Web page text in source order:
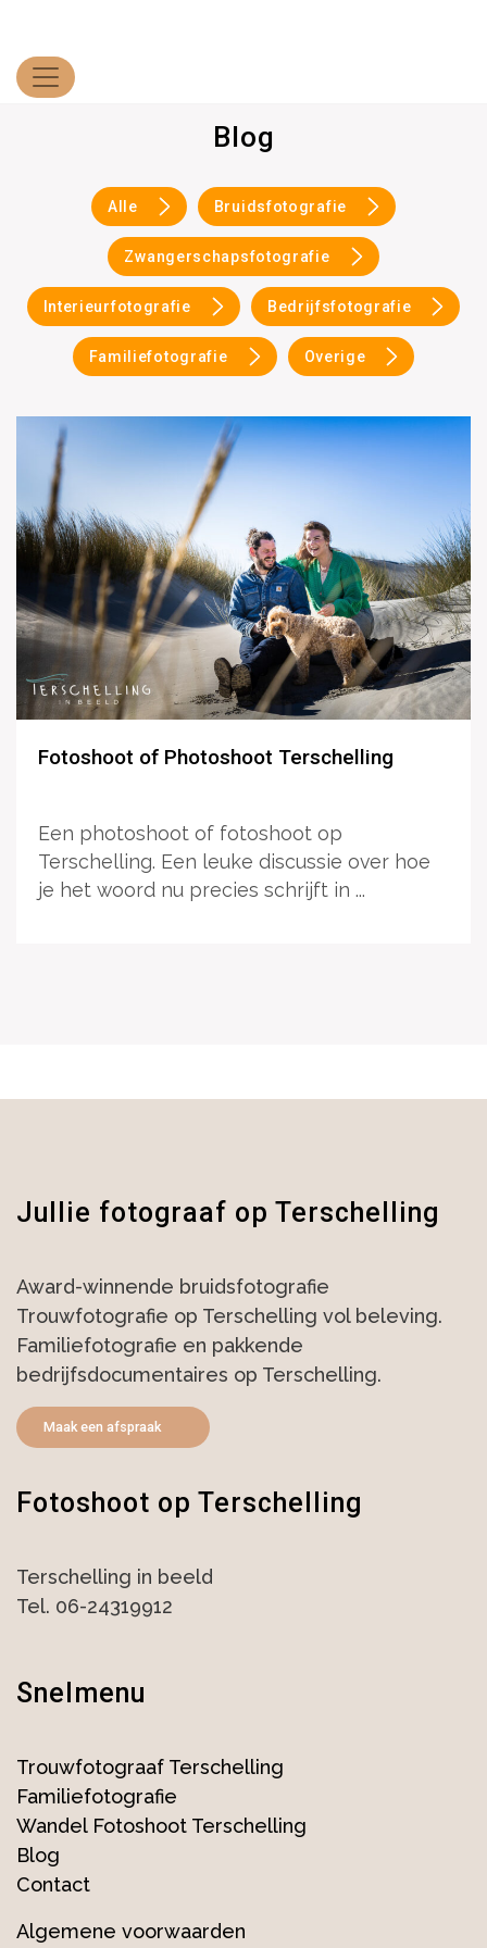
Blog
Alle Bruidsfotografie
Zwangerschapsfotografie
Interieurfotografie Bedrijfsfotografie
Familiefotografie Overige
Fotoshoot of Photoshoot Terschelling
Een photoshoot of fotoshoot op
Terschelling. Een leuke discussie over hoe
je het woord nu precies schrijft in ...
Jullie fotograaf op Terschelling
Award-winnende bruidsfotografie
Trouwfotografie op Terschelling vol beleving.
Familiefotografie en pakkende
bedrijfsdocumentaires op Terschelling.
Maak een afspraak
Fotoshoot op Terschelling
Terschelling in beeld
Tel. 06-24319912
Snelmenu
Trouwfotograaf Terschelling
Familiefotografie
Wandel Fotoshoot Terschelling
Blog
Contact
Algemene voorwaarden